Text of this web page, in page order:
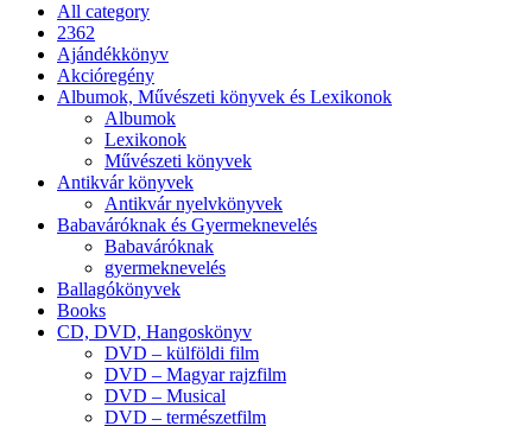
All category
2362
Ajándékkönyv
Akcióregény
Albumok, Művészeti könyvek és Lexikonok
Albumok
Lexikonok
Művészeti könyvek
Antikvár könyvek
Antikvár nyelvkönyvek
Babaváróknak és Gyermeknevelés
Babaváróknak
gyermeknevelés
Ballagókönyvek
Books
CD, DVD, Hangoskönyv
DVD – külföldi film
DVD – Magyar rajzfilm
DVD – Musical
DVD – természetfilm